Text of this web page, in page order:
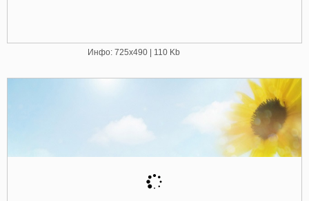
Инфо: 725х490 | 110 Kb